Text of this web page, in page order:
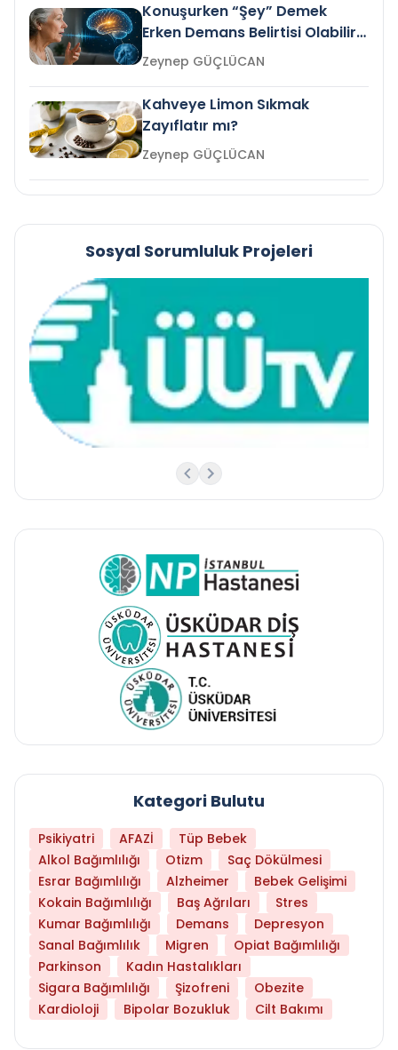
Konuşurken “Şey” Demek
Erken Demans Belirtisi Olabilir
mi?
Zeynep GÜÇLÜCAN
Kahveye Limon Sıkmak
Zayıflatır mı?
Zeynep GÜÇLÜCAN
Sosyal Sorumluluk Projeleri
Kategori Bulutu
Psikiyatri AFAZİ
Tüp Bebek
Alkol Bağımlılığı
Otizm
Saç Dökülmesi
Esrar Bağımlılığı
Alzheimer
Bebek Gelişimi
Kokain Bağımlılığı
Baş Ağrıları
Stres
Kumar Bağımlılığı
Demans
Depresyon
Sanal Bağımlılık
Migren
Opiat Bağımlılığı
Parkinson
Kadın Hastalıkları
Sigara Bağımlılığı
Şizofreni
Obezite
Kardioloji
Bipolar Bozukluk Cilt Bakımı